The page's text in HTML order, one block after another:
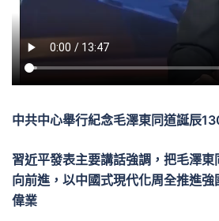
中共中心舉行紀念毛澤東同道誕辰
習近平發表主要講話強調，把毛澤
向前進，以中國式現代化周全推進
偉業